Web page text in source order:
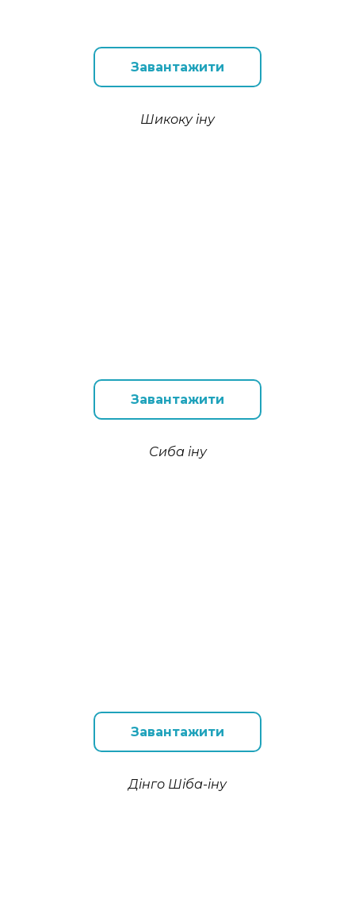
Завантажити
Шикоку іну
Завантажити
Сиба іну
Завантажити
Дінго Шіба-іну